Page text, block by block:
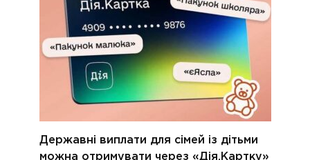
Державні виплати для сімей із дітьми
можна отримувати через «Дія.Картку»